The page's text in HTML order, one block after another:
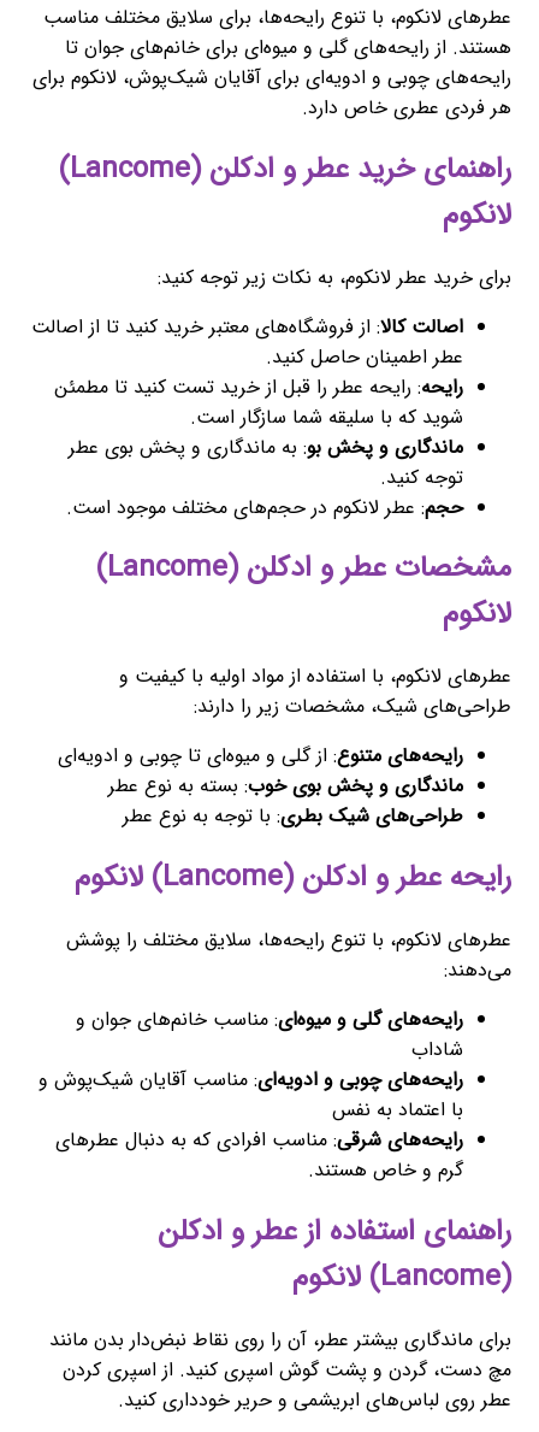
عطرهای لانکوم، با تنوع رایحه‌ها، برای سلایق مختلف مناسب
هستند. از رایحه‌های گلی و میوه‌ای برای خانم‌های جوان تا
رایحه‌های چوبی و ادویه‌ای برای آقایان شیک‌پوش، لانکوم برای
هر فردی عطری خاص دارد.
راهنمای خرید عطر و ادکلن (Lancome)
لانکوم
برای خرید عطر لانکوم، به نکات زیر توجه کنید:
اصالت کالا: از فروشگاه‌های معتبر خرید کنید تا از اصالت
عطر اطمینان حاصل کنید.
رایحه: رایحه عطر را قبل از خرید تست کنید تا مطمئن
شوید که با سلیقه شما سازگار است.
ماندگاری و پخش بو: به ماندگاری و پخش بوی عطر
توجه کنید.
حجم: عطر لانکوم در حجم‌های مختلف موجود است.
مشخصات عطر و ادکلن (Lancome)
لانکوم
عطرهای لانکوم، با استفاده از مواد اولیه با کیفیت و
طراحی‌های شیک، مشخصات زیر را دارند:
رایحه‌های متنوع: از گلی و میوه‌ای تا چوبی و ادویه‌ای
ماندگاری و پخش بوی خوب: بسته به نوع عطر
طراحی‌های شیک بطری: با توجه به نوع عطر
رایحه عطر و ادکلن (Lancome) لانکوم
عطرهای لانکوم، با تنوع رایحه‌ها، سلایق مختلف را پوشش
می‌دهند:
رایحه‌های گلی و میوه‌ای: مناسب خانم‌های جوان و
شاداب
رایحه‌های چوبی و ادویه‌ای: مناسب آقایان شیک‌پوش و
با اعتماد به نفس
رایحه‌های شرقی: مناسب افرادی که به دنبال عطرهای
گرم و خاص هستند.
راهنمای استفاده از عطر و ادکلن
(Lancome) لانکوم
برای ماندگاری بیشتر عطر، آن را روی نقاط نبض‌دار بدن مانند
مچ دست، گردن و پشت گوش اسپری کنید. از اسپری کردن
عطر روی لباس‌های ابریشمی و حریر خودداری کنید.